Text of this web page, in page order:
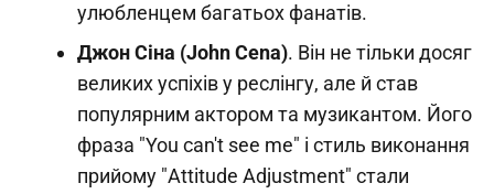
улюбленцем багатьох фанатів.
Джон Сіна (John Cena). Він не тільки досяг
великих успіхів у реслінгу, але й став
популярним актором та музикантом. Його
фраза "You can't see me" і стиль виконання
прийому "Attitude Adjustment" стали